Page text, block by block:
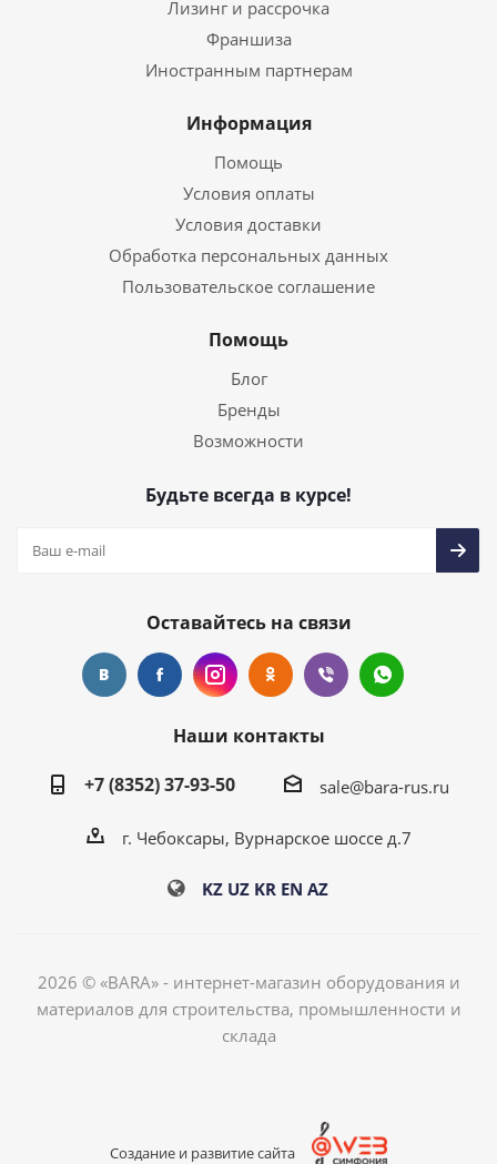
Лизинг и рассрочка
Франшиза
Иностранным партнерам
Информация
Помощь
Условия оплаты
Условия доставки
Обработка персональных данных
Пользовательское соглашение
Помощь
Блог
Бренды
Возможности
Будьте всегда в курсе!
Оставайтесь на связи
Наши контакты
+7 (8352) 37-93-50
sale@bara-rus.ru
г. Чебоксары, Вурнарское шоссе д.7
KZ UZ KR EN AZ
2026 © «BARA» - интернет-магазин оборудования и
материалов для строительства, промышленности и
склада
Создание и развитие сайта